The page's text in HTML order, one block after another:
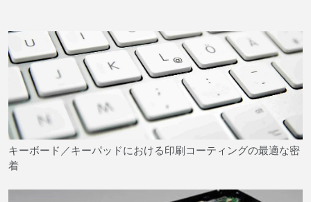
キーボード／キーパッドにおける印刷コーティングの最適な密
着